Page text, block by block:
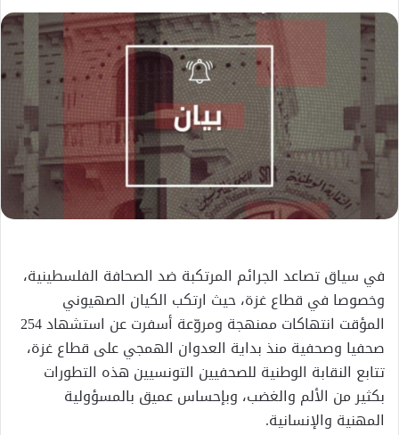
إلكترونيا
في سياق تصاعد الجرائم المرتكبة ضد الصحافة الفلسطينية،
وخصوصا في قطاع غزة، حيث ارتكب الكيان الصهيوني
المؤقت انتهاكات ممنهجة ومروّعة أسفرت عن استشهاد 254
صحفيا وصحفية منذ بداية العدوان الهمجي على قطاع غزة،
تتابع النقابة الوطنية للصحفيين التونسيين هذه التطورات
بكثير من الألم والغضب، وبإحساس عميق بالمسؤولية
المهنية والإنسانية.